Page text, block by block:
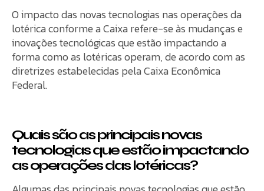
O impacto das novas tecnologias nas operações da
lotérica conforme a Caixa refere-se às mudanças e
inovações tecnológicas que estão impactando a
forma como as lotéricas operam, de acordo com as
diretrizes estabelecidas pela Caixa Econômica
Federal.
Quais são as principais novas
tecnologias que estão impactando
as operações das lotéricas?